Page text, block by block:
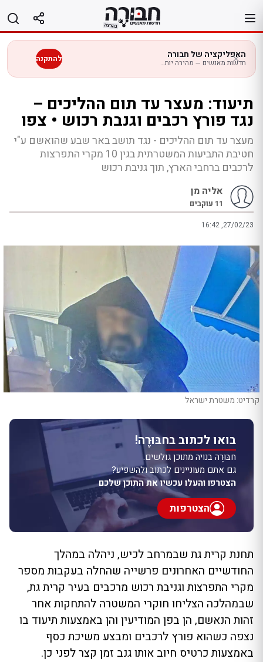
לתוכן
האפליקציה של חבורה
חדשות מאנשים — מהירה יותר בנייד להתקנה
תיעוד: מעצר עד תום ההליכים –
נגד פורץ רכבים וגנבת רכוש • צפו
מעצר עד תום ההליכים - נגד תושב באר שבע שהואשם ע"י
חטיבת התביעות המשטרתית בגין 10 מקרי התפרצות
לרכבים ברחבי הארץ, תוך גניבת רכוש
אליה מן
11 עוקבים
16:42 ,27/02/23
קרדיט: משטרת ישראל
בואו לכתוב בחבּוּרֶה!
חבּוּרֶה בנויה מתוכן גולשים.
גם אתם מעוניינים לכתוב ולהשפיע?
הצטרפו והעלו עכשיו את התוכן שלכם
הצטרפות
תחנת קרית גת שבמרחב לכיש, ניהלה במהלך
החודשיים האחרונים פרשייה שהחלה בעקבות מספר
מקרי התפרצות וגניבת רכוש מרכבים בעיר קרית גת,
שבמהלכה הצליחו חוקרי המשטרה להתחקות אחר
זהות הנאשם, הן בפן המודיעין והן באמצעות תיעוד בו
נצפה כשהוא פורץ לרכבים ומבצע משיכת כסף
באמצעות כרטיס חיוב אותו גנב זמן קצר לפני כן.